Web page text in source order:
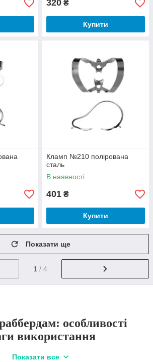
320 ₴
Купити
Кламп №210 полірована
сталь
В наявності
401 ₴
Купити
Показати ще
1 / 4
особливості
використання
Раббердам – це серветка з
Показати все